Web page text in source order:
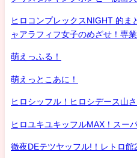
ヒロコンプレックスNIGHT 的ま
ャアラフィフ女子のめざせ！専
萌えっふる！
萌えっとこあに！
ヒロシッフル！ヒロシデース山
ヒロユキユキッフルMAX！スー
徹夜DEテツヤッフル!！レトロ館